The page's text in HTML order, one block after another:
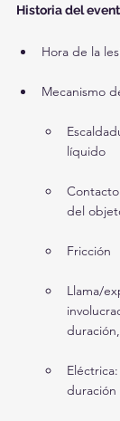
Historia del
Hora de la
Mecanismo
líquido
del
Fricción
duración